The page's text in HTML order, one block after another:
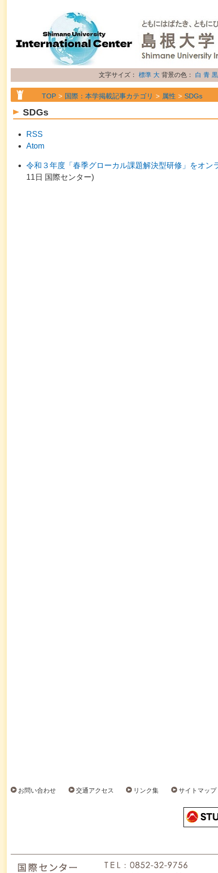
文字サイズ： 標準 大 背景の色： 白 青 黒
TOP 国際：本学掲載記事カテゴリ 属性 SDGs
SDGs
RSS
Atom
令和３年度「春季グローカル課題解決型研修」をオン
11日 国際センター)
お問い合わせ 交通アクセス リンク集 サイトマップ